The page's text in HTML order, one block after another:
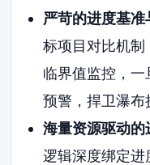
严苛的进度基准
标项目对比机
临界值监控，一
预警，捍卫瀑布
海量资源驱动的
逻辑深度绑定